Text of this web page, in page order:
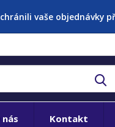
vaše objednávky
nás Kontakt